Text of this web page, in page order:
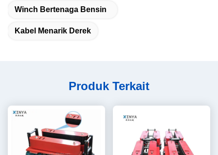
Winch Bertenaga Bensin
Kabel Menarik Derek
Produk Terkait